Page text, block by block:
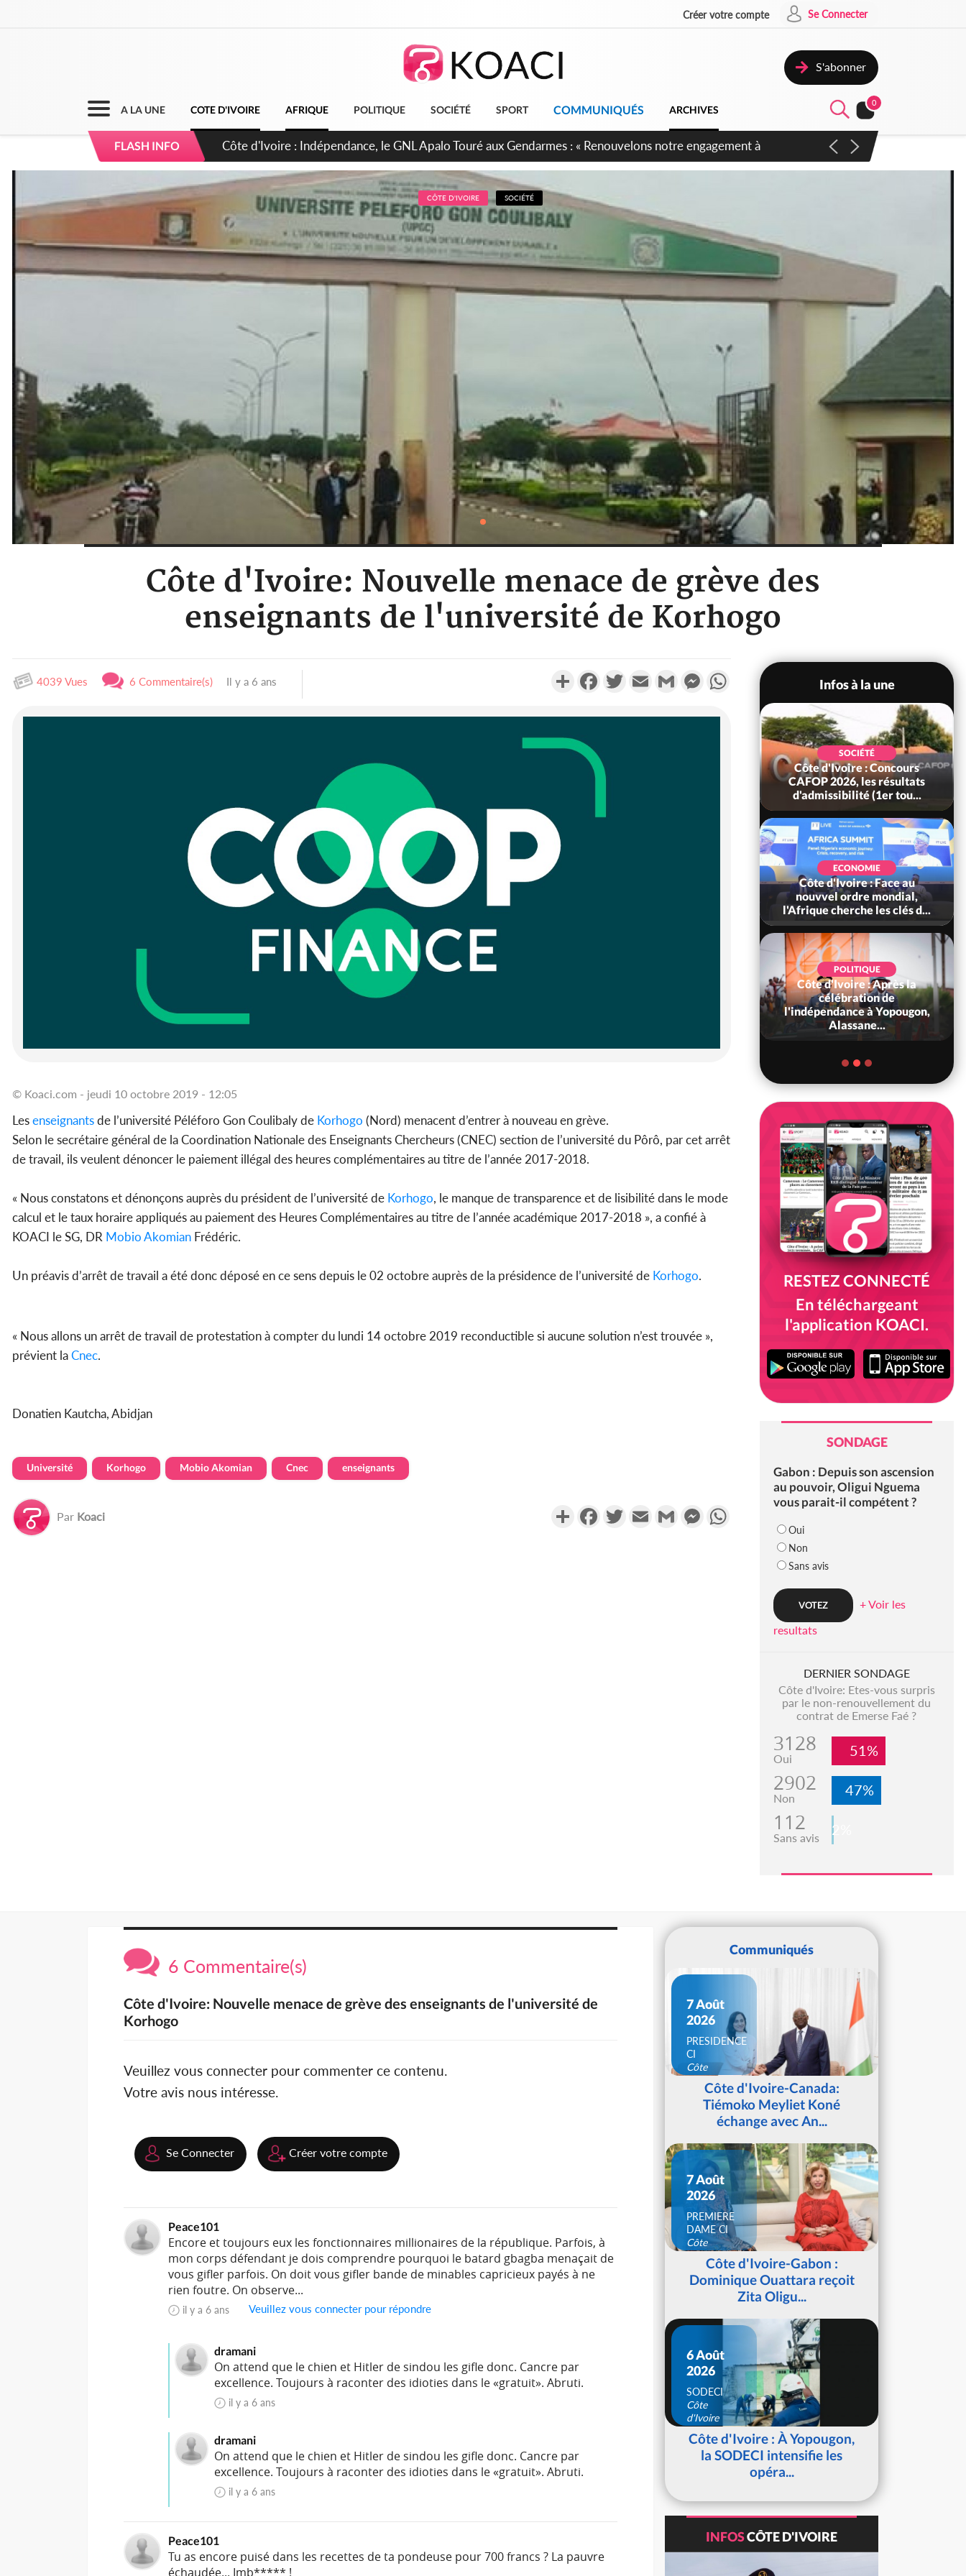
Créer votre compte Se Connecter
S'abonner
A LA UNE COTE D'IVOIRE AFRIQUE POLITIQUE SOCIÉTÉ SPORT COMMUNIQUÉS ARCHIVES
0
FLASH INFO
Sierra Leone : Un projet de réforme constitutionnelle en gestation, points clés des amendements, un exclu
d'avance
CÔTE D'IVOIRE SOCIÉTÉ
Côte d'Ivoire: Nouvelle menace de grève des
enseignants de l'université de Korhogo
4039 Vues 6 Commentaire(s) Il y a 6 ans PartagerFacebookTwitterEmail Gmail MessengerWhatsApp
© Koaci.com - jeudi 10 octobre 2019 - 12:05
Lesenseignantsde l’université Péléforo Gon Coulibaly de Korhogo (Nord) menacent d’entrer à nouveau en grève.
Selon le secrétaire général de la Coordination Nationale des Enseignants Chercheurs (CNEC) section de l’université du Pôrô, par cet arrêt
de travail, ils veulent dénoncer le paiement illégal des heures complémentaires au titre de l’année 2017-2018.
« Nous constatons et dénonçons auprès du président de l’université de Korhogo, le manque de transparence et de lisibilité dans le mode
calcul et le taux horaire appliqués au paiement des Heures Complémentaires au titre de l’année académique 2017-2018 », a confié à
KOACI le SG, DR Mobio Akomian Frédéric.
Un préavis d’arrêt de travail a été donc déposé en ce sens depuis le 02 octobre auprès de la présidence de l’université de Korhogo.
« Nous allons un arrêt de travail de protestation à compter du lundi 14 octobre 2019 reconductible si aucune solution n’est trouvée »,
prévient laCnec.
Donatien Kautcha, Abidjan
Université Korhogo Mobio Akomian Cnec enseignants
Par Koaci PartagerFacebookTwitterEmail Gmail MessengerWhatsApp
Infos à la une
Côte d'Ivoire : Leleblé, le
Commandant KOUAME
Djahan Norbert, Nouveau
SOCIÉTÉ
Côte d'Ivoire : Concours
CAFOP 2026, les résultats
d'admissibilité (1er tou...
ECONOMIE
Côte d'Ivoire : Face au
nouvvel ordre mondial,
l'Afrique cherche les clés d...
POLITIQUE
Côte d'Ivoire : Après la
célébration de
l'indépendance à Yopougon,
Alassane...
RESTEZ CONNECTÉ
En téléchargeant
l'application KOACI.
SONDAGE
Gabon : Depuis son ascension
au pouvoir, Oligui Nguema
vous parait-il compétent ?
Oui
Non
Sans avis
+ Voir les
resultats
DERNIER SONDAGE
Côte d'Ivoire: Etes-vous surpris
par le non-renouvellement du
contrat de Emerse Faé ?
3128
Oui 51%
2902
Non 47%
112
Sans avis 2%
6 Commentaire(s)
Côte d'Ivoire: Nouvelle menace de grève des enseignants de l'université de
Korhogo
Veuillez vous connecter pour commenter ce contenu.
Votre avis nous intéresse.
Se Connecter Créer votre compte
Peace101
Encore et toujours eux les fonctionnaires millionaires de la république. Parfois, à
mon corps défendant je dois comprendre pourquoi le batard gbagba menaçait de
vous gifler parfois. On doit vous gifler bande de minables capricieux payés à ne
rien foutre. On observe...
il y a 6 ans Veuillez vous connecter pour répondre
dramani
On attend que le chien et Hitler de sindou les gifle donc. Cancre par
excellence. Toujours à raconter des idioties dans le «gratuit». Abruti.
il y a 6 ans
dramani
On attend que le chien et Hitler de sindou les gifle donc. Cancre par
excellence. Toujours à raconter des idioties dans le «gratuit». Abruti.
il y a 6 ans
Peace101
Tu as encore puisé dans les recettes de ta pondeuse pour 700 francs ? La pauvre
échaudée... Imb***** !
Communiqués
7 Août
2026
PRESIDENCE
CI
Côte
d'IvoireCôte d'Ivoire-Canada:
Tiémoko Meyliet Koné
échange avec An...
7 Août
2026
PREMIERE
DAME CI
Côte
d'IvoireCôte d'Ivoire-Gabon :
Dominique Ouattara reçoit
Zita Oligu...
6 Août
2026
SODECI
Côte
d'Ivoire
Côte d'Ivoire : À Yopougon,
la SODECI intensifie les
opéra...
INFOSCÔTE D'IVOIRE